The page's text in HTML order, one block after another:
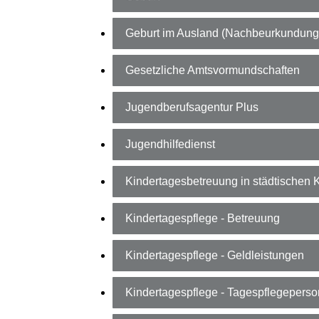
Geburt im Ausland
Gesetzliche Amtsvormundschaften
Jugendberufsagentur Plus
Jugendhilfedienst
Kindertagesbetreuung in städtischen
Kindertagespflege - Betreuung
Kindertagespflege - Geldleistungen
Kindertagespflege -